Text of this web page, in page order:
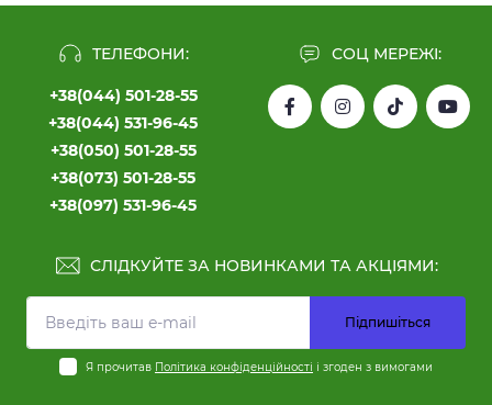
ТЕЛЕФОНИ:
+38(044) 501-28-55
+38(044) 531-96-45
+38(050) 501-28-55
+38(073) 501-28-55
+38(097) 531-96-45
СОЦ МЕРЕЖІ:
СЛІДКУЙТЕ ЗА НОВИНКАМИ ТА АКЦІЯМИ:
Підпишіться
Я прочитав Політика конфіденційності і згоден з вимогами